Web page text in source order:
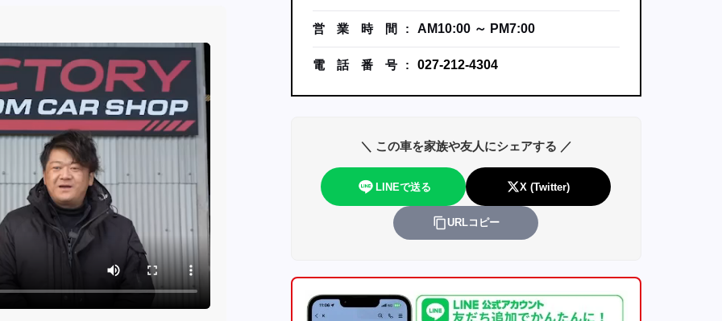
営 業 時 間 AM10:00 ～ PM7:00
電 話 番 号 027-212-4304
＼ この車を家族や友人にシェアする ／
LINEで送る X (Twitter)
URLコピー